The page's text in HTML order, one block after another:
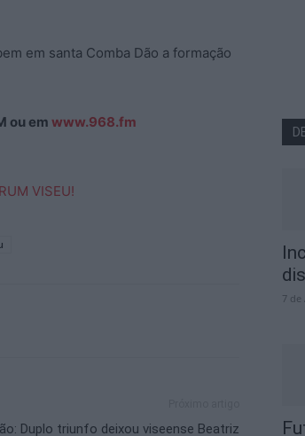
em santa Comba Dão a formação
ou em www.968.fm
Duplo triunfo deixou viseense Beatriz
7 de